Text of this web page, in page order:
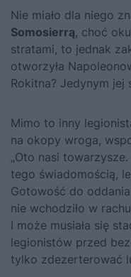
Nie miało dla niego
Somosierrą, choć
stratami, to jednak
otworzyła
Rokitna? Jedynym jej
Mimo to inny
na okopy wroga,
„Oto nasi towarzysze.
tego świadomością,
Gotowość do
nie wchodziło w
I może musiała się
legionistów przed
tylko zdezerterować